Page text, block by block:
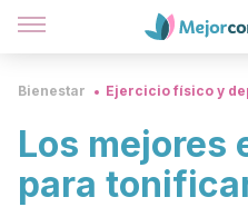
Bienestar Ejercicio físico y
Los mejores
para